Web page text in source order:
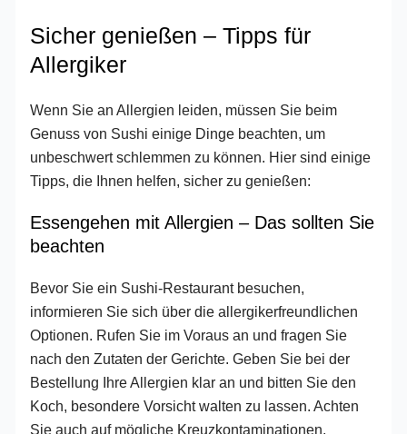
Sicher genießen – Tipps für
Allergiker
Wenn Sie an Allergien leiden, müssen Sie beim
Genuss von Sushi einige Dinge beachten, um
unbeschwert schlemmen zu können. Hier sind einige
Tipps, die Ihnen helfen, sicher zu genießen:
Essengehen mit Allergien – Das sollten Sie
beachten
Bevor Sie ein Sushi-Restaurant besuchen,
informieren Sie sich über die allergikerfreundlichen
Optionen. Rufen Sie im Voraus an und fragen Sie
nach den Zutaten der Gerichte. Geben Sie bei der
Bestellung Ihre Allergien klar an und bitten Sie den
Koch, besondere Vorsicht walten zu lassen. Achten
Sie auch auf mögliche Kreuzkontaminationen,